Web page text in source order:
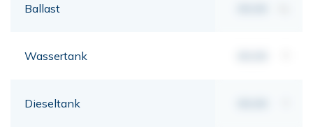
Ballast
Wassertank
Dieseltank